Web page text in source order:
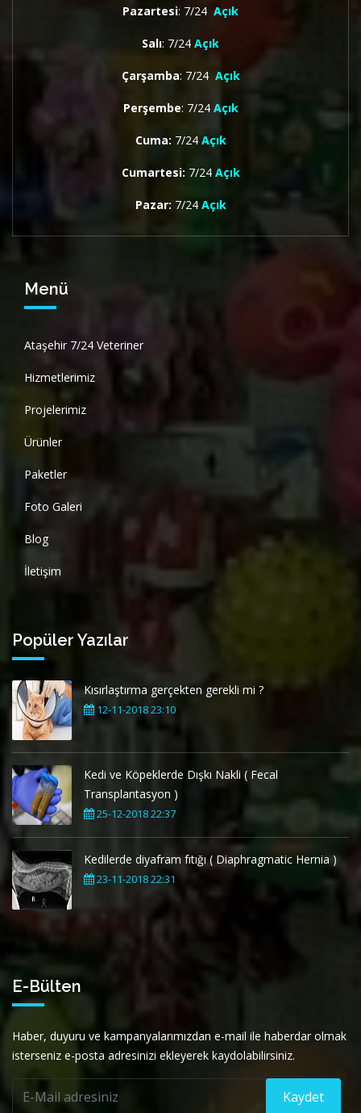
Pazartesi: 7/24 Açık
Salı: 7/24 Açık
Çarşamba: 7/24 Açık
Perşembe: 7/24 Açık
Cuma: 7/24 Açık
Cumartesi: 7/24 Açık
Pazar: 7/24 Açık
Menü
Ataşehir 7/24 Veteriner
Hizmetlerimiz
Projelerimiz
Ürünler
Paketler
Foto Galeri
Blog
İletişim
Popüler Yazılar
Kısırlaştırma gerçekten gerekli mi ?
12-11-2018 23:10
Kedi ve Köpeklerde Dışkı Nakli ( Fecal
Transplantasyon )
25-12-2018 22:37
Kedilerde diyafram fıtığı ( Diaphragmatic Hernia )
23-11-2018 22:31
E-Bülten
Haber, duyuru ve kampanyalarımızdan e-mail ile haberdar olmak
isterseniz e-posta adresinizi ekleyerek kaydolabilirsiniz.
Kaydet